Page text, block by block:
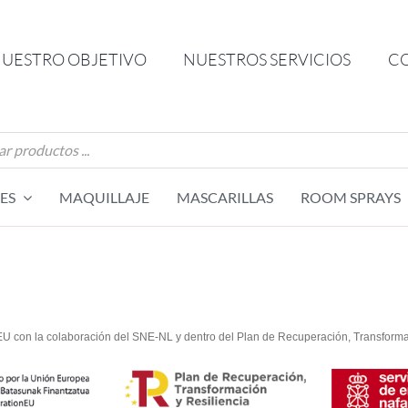
OBJETIVO NUESTROS SERVICIOS
MAQUILLAJE MASCARILLAS ROOM SPRAYS
con la colaboración del SNE-NL y dentro del Plan de Recuperación,